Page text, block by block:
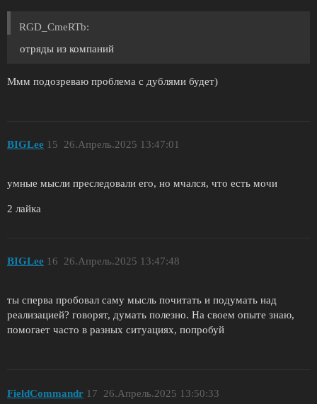
RGD_CmeRTb:
отряды из компаний
Ммм подозреваю проблема с дублями будет)
BIGLee 26.Апрель.2025 13:47:01
15
умные мысли преследовали его, но мчался, что есть мочи
2 лайка
BIGLee 26.Апрель.2025 13:47:48
16
ты сперва пробовал саму мысль почитать и подумать над
реализацией? говорят, думать полезно. На своем опыте знаю,
помогает часто в разных ситуациях, попробуй
FieldCommandr 26.Апрель.2025 13:50:33
17